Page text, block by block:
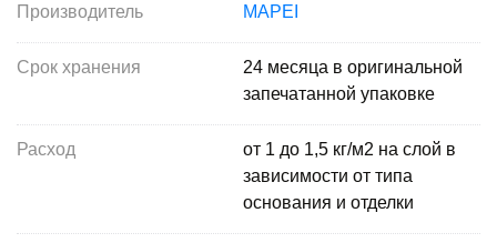
Производитель MAPEI
Срок хранения
24 месяца в оригинальной
запечатанной упаковке
Расход
от 1 до 1,5 кг/м2 на слой в
зависимости от типа
основания и отделки